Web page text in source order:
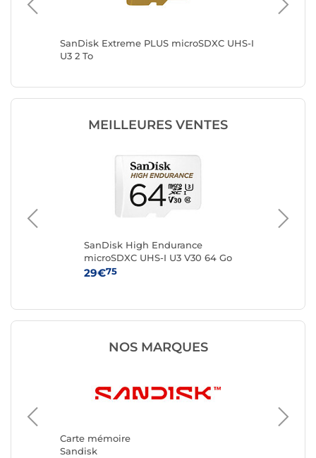
SanDisk Extreme PLUS microSDXC UHS-I
U3 2 To
MEILLEURES VENTES
SanDisk High Endurance
microSDXC UHS-I U3 V30 64 Go
+ Adaptateur SD
29€75
NOS MARQUES
Carte mémoire
Sandisk
Carte